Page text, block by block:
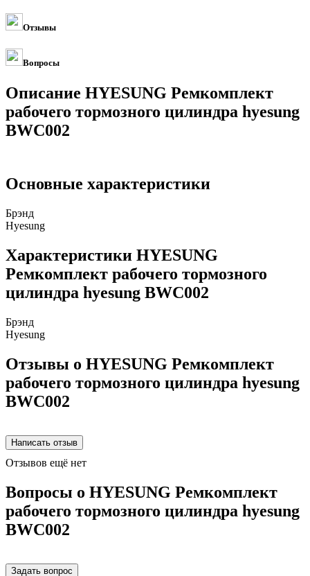
Отзывы
Вопросы
Описание HYESUNG Ремкомплект
рабочего тормозного цилиндра hyesung
BWC002
Основные характеристики
Брэнд
Hyesung
Характеристики HYESUNG
Ремкомплект рабочего тормозного
цилиндра hyesung BWC002
Брэнд
Hyesung
Отзывы о HYESUNG Ремкомплект
рабочего тормозного цилиндра hyesung
BWC002
Отзывов ещё нет
Вопросы о HYESUNG Ремкомплект
рабочего тормозного цилиндра hyesung
BWC002